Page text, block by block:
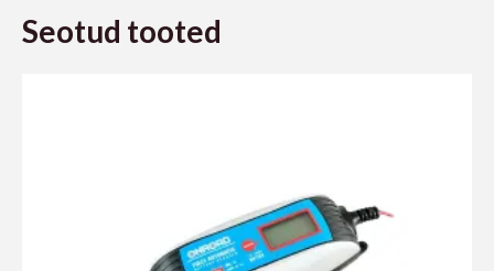
Seotud tooted